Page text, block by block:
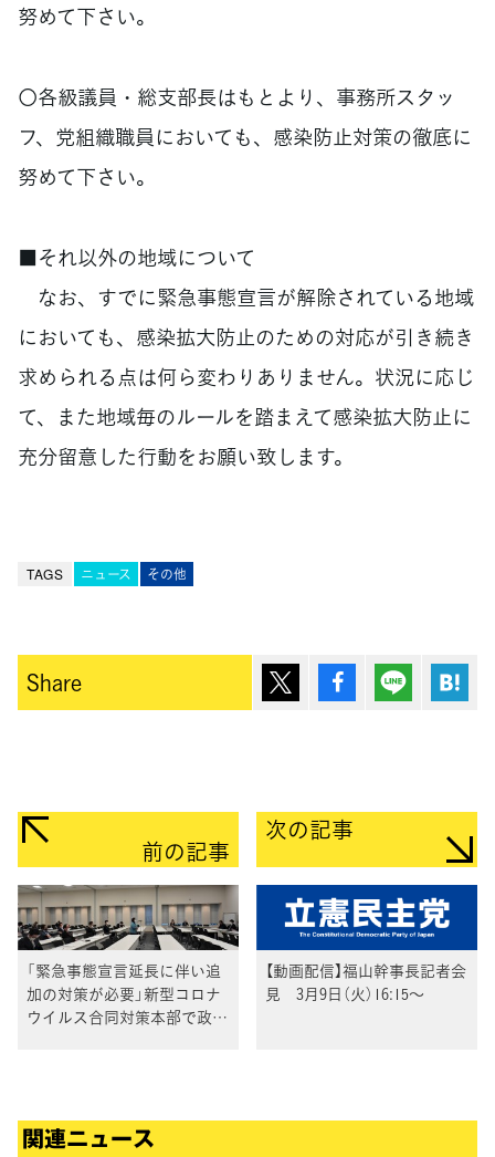
努めて下さい。
〇各級議員・総支部長はもとより、事務所スタッ
フ、党組織職員においても、感染防止対策の徹底に
努めて下さい。
■それ以外の地域について
なお、すでに緊急事態宣言が解除されている地域
においても、感染拡大防止のための対応が引き続き
求められる点は何ら変わりありません。状況に応じ
て、また地域毎のルールを踏まえて感染拡大防止に
充分留意した行動をお願い致します。
TAGS ニュース その他
Share ポスト シェア Lineで送
前の記事
「緊急事態宣言延長に伴い追
加の対策が必要」新型コロナ
ウイルス合同対策本部で政府
次の記事
【動画配信】福山幹事長記者会
見 3月9日（火）16:15〜
関連ニュース